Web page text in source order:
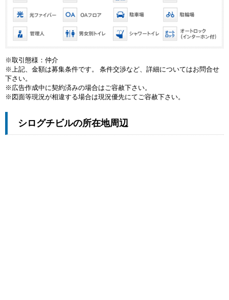
※取引態様：仲介
※上記、金額は募集条件です。 条件交渉など、詳細についてはお問合せ
下さい。
※広告作成中に契約済みの場合はご容赦下さい。
※図面等現況が相違する場合は現況優先にてご容赦下さい。
シログチビルの所在地周辺